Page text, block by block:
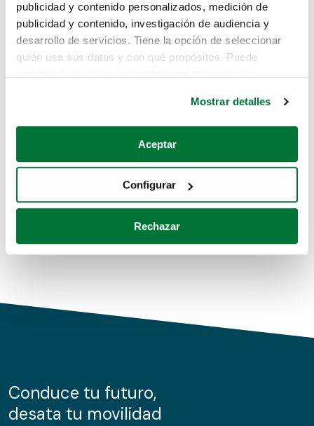
publicidad y contenido personalizados, medición de
publicidad y contenido, investigación de audiencia y
desarrollo de servicios. Tiene la opción de seleccionar
quién usa sus datos y con qué propósitos. Puede
Si lo permite, también quisiéramos:
Recopilar información sobre su ubicación geográfica
Identificar su dispositivo analizándolo activamente
para buscar características específicas (huellas
Obtenga más información sobre cómo se procesan sus
de cookies.
información sobre el uso que haga del sitio web con
nuestros partners de redes sociales, publicidad y análisis
Mostrar detalles
Aceptar
Configurar
Rechazar
te hemos traido hasta aquí.
Pero puedes encontrar el coche que estás
buscando en alguno de estos enlaces:
Coches de segunda mano
Coches de km0
Conduce tu futuro,
desata tu movilidad